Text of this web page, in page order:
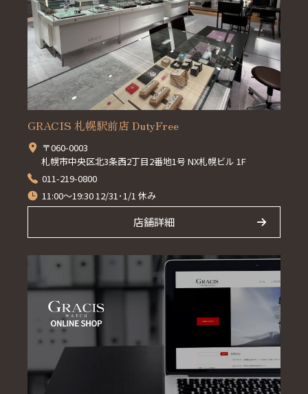
GRACIS 札幌駅前店 DutyFree
〒060-0003
札幌市中央区北3条西2丁目2番地1号 NX札幌ビル 1F
011-219-0800
11:00～19:30 12/31･1/1 休み
店舗詳細